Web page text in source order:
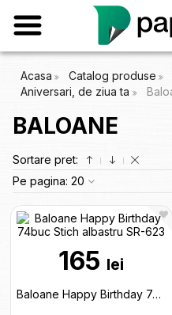
Acasa Catalog produse
Aniversari, de ziua ta
BALOANE
Sortare pret:
Pe pagina: 20
165 lei
Baloane Happy Birthday 74buc Stich albastru SR-623